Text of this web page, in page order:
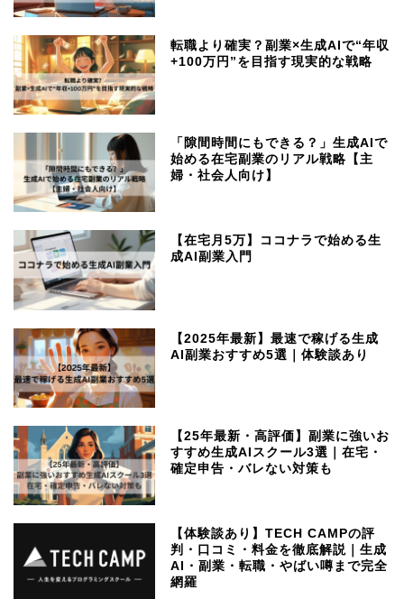
転職より確実？副業×生成AIで“年収
+100万円”を目指す現実的な戦略
「隙間時間にもできる？」生成AIで
始める在宅副業のリアル戦略【主
婦・社会人向け】
【在宅月5万】ココナラで始める生
成AI副業入門
【2025年最新】最速で稼げる生成
AI副業おすすめ5選｜体験談あり
【25年最新・高評価】副業に強いお
すすめ生成AIスクール3選｜在宅・
確定申告・バレない対策も
【体験談あり】TECH CAMPの評
判・口コミ・料金を徹底解説｜生成
AI・副業・転職・やばい噂まで完全
網羅
ホーム